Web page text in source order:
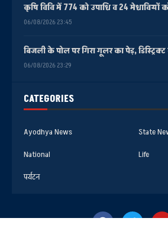
CATEGORIES
Ayodhya News
State
National
Life
पर्यटन
कृषि विवि में 774 को उपाधि व 24 मेधावियों
06/08/2026 23:45
बिजली के पोल पर गिरा गूलर का पेड़,
06/08/2026 23:29